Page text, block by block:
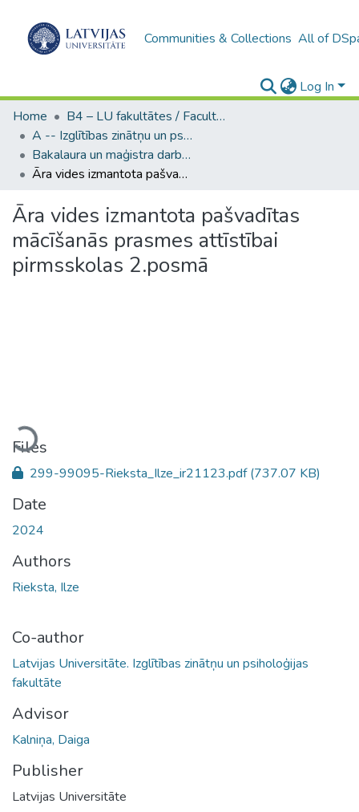
Communities & Collections All of
Log In
Home
B4 – LU fakultātes / Faculties of the UL
A -- Izglītības zinātņu un psiholoģijas fakultāte / Faculty of Education Sciences and Psychology
Bakalaura un maģistra darbi (PPMF) / Bachelor's and Master's theses
Āra vides izmantota pašvadītas mācīšanās prasmes attīstībai pirmsskolas 2.posmā
Āra vides izmantota pašvadītas
mācīšanās prasmes attīstībai
pirmsskolas 2.posmā
Loading...
Files
299-99095-Rieksta_Ilze_ir21123.pdf(737.07 KB)
Date
2024
Authors
Rieksta, Ilze
Co-author
Latvijas Universitāte. Izglītības zinātņu un psiholoģijas
fakultāte
Advisor
Kalniņa, Daiga
Publisher
Latvijas Universitāte